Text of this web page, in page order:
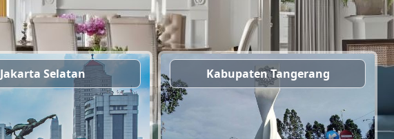
Jakarta Selatan Kabupaten Tangerang